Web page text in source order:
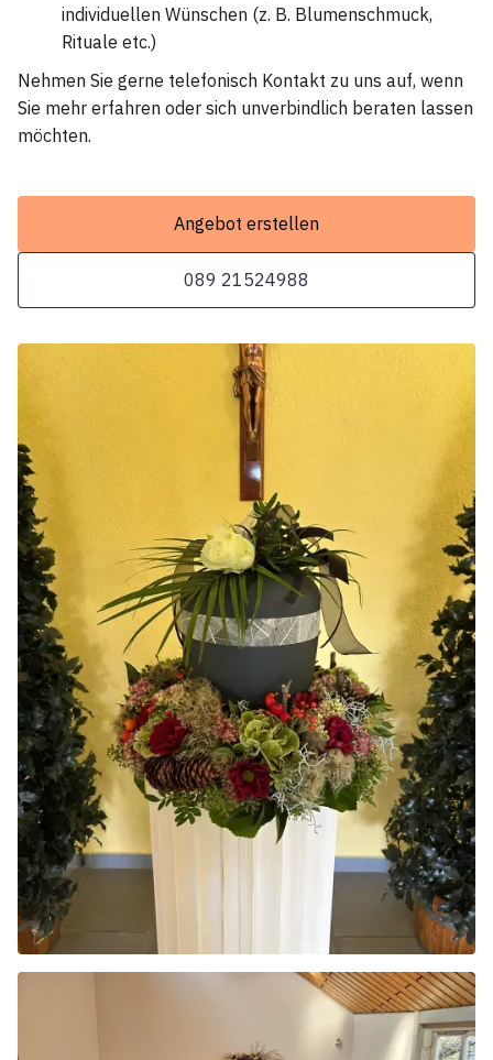
individuellen Wünschen (z. B. Blumenschmuck,
Rituale etc.)
Nehmen Sie gerne telefonisch Kontakt zu uns auf, wenn
Sie mehr erfahren oder sich unverbindlich beraten lassen
möchten.
Angebot erstellen
089 21524988